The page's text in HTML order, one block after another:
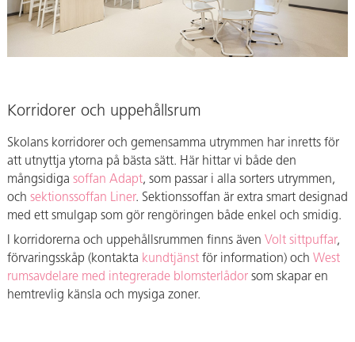
Korridorer och uppehållsrum
Skolans korridorer och gemensamma utrymmen har inretts för
att utnyttja ytorna på bästa sätt. Här hittar vi både den
mångsidiga soffan Adapt, som passar i alla sorters utrymmen,
och sektionssoffan Liner. Sektionssoffan är extra smart designad
med ett smulgap som gör rengöringen både enkel och smidig.
I korridorerna och uppehållsrummen finns även Volt sittpuffar,
förvaringsskåp (kontakta kundtjänst för information) och West
rumsavdelare med integrerade blomsterlådor som skapar en
hemtrevlig känsla och mysiga zoner.